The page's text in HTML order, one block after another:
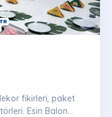
fikirleri, paket
Esin Balon